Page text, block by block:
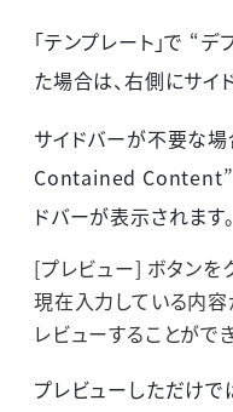
「テンプレート」で “
た場合は、右側にサイ
サイドバーが不要な
Contained Content”
ドバーが表示されます。
[プレビュー] ボタンを
現在入力している内容
レビューすることがで
プレビューしただけ